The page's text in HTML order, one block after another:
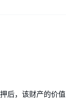
后，该财产的价值